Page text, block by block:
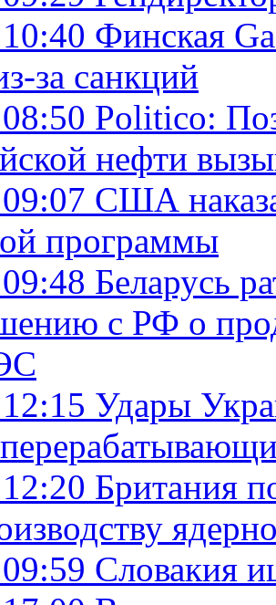
Финская
за санкций
Politico:
нефти
США
программы
Беларусь
с РФ о
Удары
Британия
Словакия